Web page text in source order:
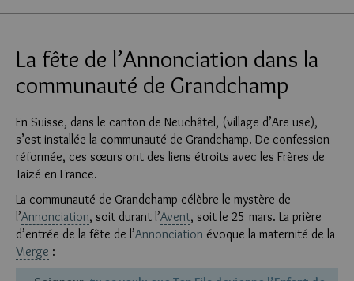
La fête de l’Annonciation dans la
communauté de Grandchamp
En Suisse, dans le canton de Neuchâtel, (village d’Are use),
s’est installée la communauté de Grandchamp. De confession
réformée, ces sœurs ont des liens étroits avec les Frères de
Taizé en France.
La communauté de Grandchamp célèbre le mystère de
l’Annonciation, soit durant l’Avent, soit le 25 mars. La prière
d’entrée de la fête de l’Annonciation évoque la maternité de la
Vierge :